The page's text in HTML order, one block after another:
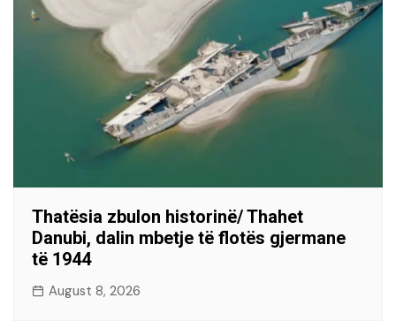
Thatësia zbulon historinë/ Thahet
Danubi, dalin mbetje të flotës gjermane
të 1944
August 8, 2026